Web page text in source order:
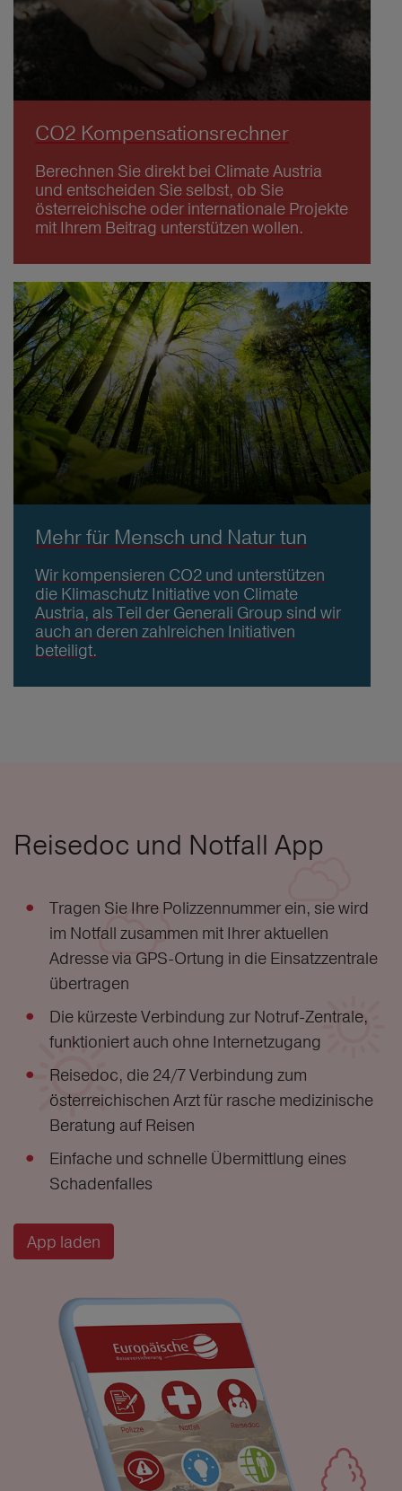
CO2 Kompensationsrechner
Berechnen Sie direkt bei Climate Austria
und entscheiden Sie selbst, ob Sie
österreichische oder internationale Projekte
mit Ihrem Beitrag unterstützen wollen.
Mehr für Mensch und Natur tun
Wir kompensieren CO2 und unterstützen
die Klimaschutz Initiative von Climate
Austria, als Teil der Generali Group sind wir
auch an deren zahlreichen Initiativen
beteiligt.
Reisedoc und Notfall App
Tragen Sie Ihre Polizzennummer ein, sie wird
im Notfall zusammen mit Ihrer aktuellen
Adresse via GPS-Ortung in die Einsatzzentrale
übertragen
Die kürzeste Verbindung zur Notruf-Zentrale,
funktioniert auch ohne Internetzugang
Reisedoc, die 24/7 Verbindung zum
österreichischen Arzt für rasche medizinische
Beratung auf Reisen
Einfache und schnelle Übermittlung eines
Schadenfalles
App laden